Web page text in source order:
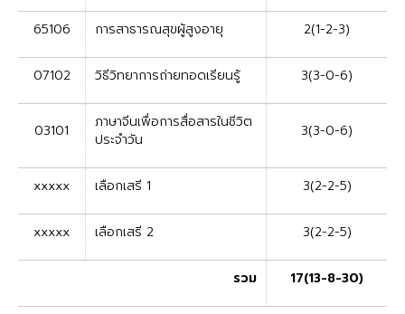
65106 การสาธารณสุขผู้สูงอายุ 2(1-2-3)
07102 วิธีวิทยาการถ่ายทอดเรียนรู้ 3(3-0-6)
03101
ภาษาจีนเพื่อการสื่อสารในชีวิต
ประจำวัน
3(3-0-6)
xxxxx เลือกเสรี 1 3(2-2-5)
xxxxx เลือกเสรี 2 3(2-2-5)
รวม 17(13-8-30)